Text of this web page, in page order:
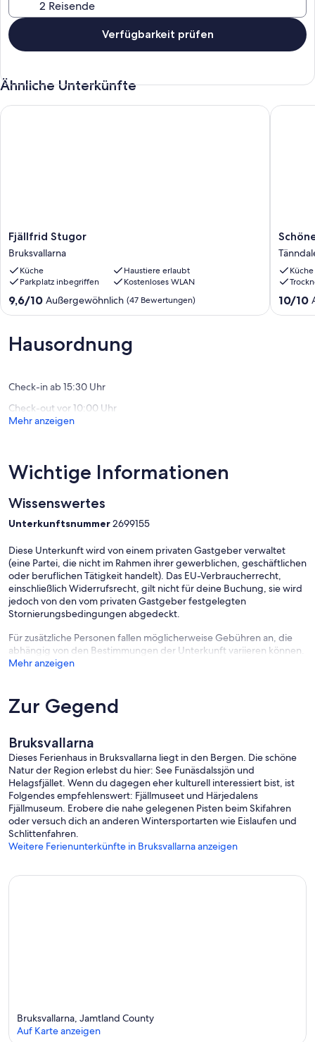
Verfügbarkeit prüfen
Ähnliche Unterkünfte
Fjällfrid
Stugor
Bruksvallarna
Fjällfrid Stugor
Bruksvallarna
Küche
Haustiere erlaubt
Parkplatz inbegriffen
Kostenloses WLAN
9.6
von
Außergewöhnlich,
(47
9,6/10 Außergewöhnlich (47 Bewertungen)
Fjällfrid Stugor
Schönes
Haus
mit
3
in.
Küche
10.0
von
10/10
Hausordnung
Check-in ab 15:30 Uhr
Check-out vor 10:00 Uhr
Mehr anzeigen
Wichtige Informationen
Wissenswertes
Unterkunftsnummer2699155
Diese Unterkunft wird von einem privaten Gastgeber verwaltet
(eine Partei, die nicht im Rahmen ihrer gewerblichen, geschäftlichen
oder beruflichen Tätigkeit handelt). Das EU-Verbraucherrecht,
einschließlich Widerrufsrecht, gilt nicht für deine Buchung, sie wird
jedoch von den vom privaten Gastgeber festgelegten
Stornierungsbedingungen abgedeckt.
Für zusätzliche Personen fallen möglicherweise Gebühren an, die
abhängig von den Bestimmungen der Unterkunft variieren können.
Mehr anzeigen
Zur Gegend
Bruksvallarna
Dieses Ferienhaus in Bruksvallarna liegt in den Bergen. Die schöne
Natur der Region erlebst du hier: See Funäsdalssjön und
Helagsfjället. Wenn du dagegen eher kulturell interessiert bist, ist
Folgendes empfehlenswert: Fjällmuseet und Härjedalens
Fjällmuseum. Erobere die nahe gelegenen Pisten beim Skifahren
oder versuch dich an anderen Wintersportarten wie Eislaufen und
Schlittenfahren.
Weitere Ferienunterkünfte in Bruksvallarna anzeigen
Bruksvallarna, Jamtland County
Auf Karte anzeigen